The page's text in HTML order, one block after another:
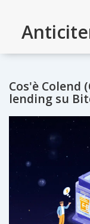
Cos'è Colend
lending su